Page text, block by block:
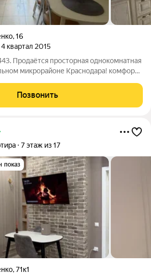
,16
4 квартал 2015
Продаётся просторная однокомнатная
микрорайоне Краснодара! комфорт
районе с удобной инфраструктурой и в
Позвонить
7 этаж из 17
показ
,71к1